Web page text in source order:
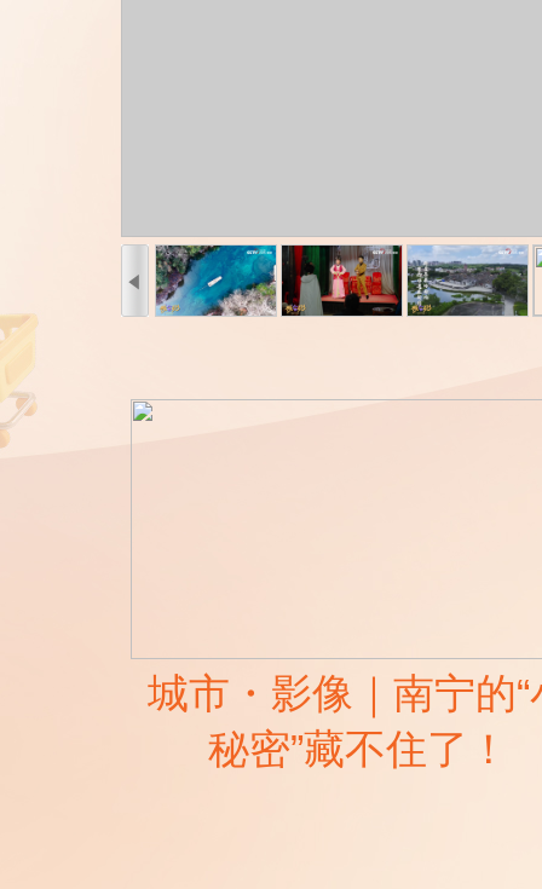
城市・影像｜南宁的“
秘密”藏不住了！